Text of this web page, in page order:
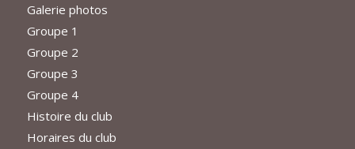
Galerie photos
Groupe 1
Groupe 2
Groupe 3
Groupe 4
Histoire du club
Horaires du club